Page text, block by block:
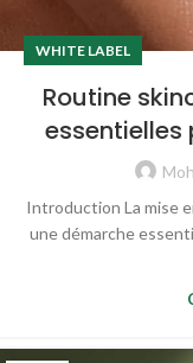
WHITE LABEL
Routine
essentielles
Introduction La mise
une démarche